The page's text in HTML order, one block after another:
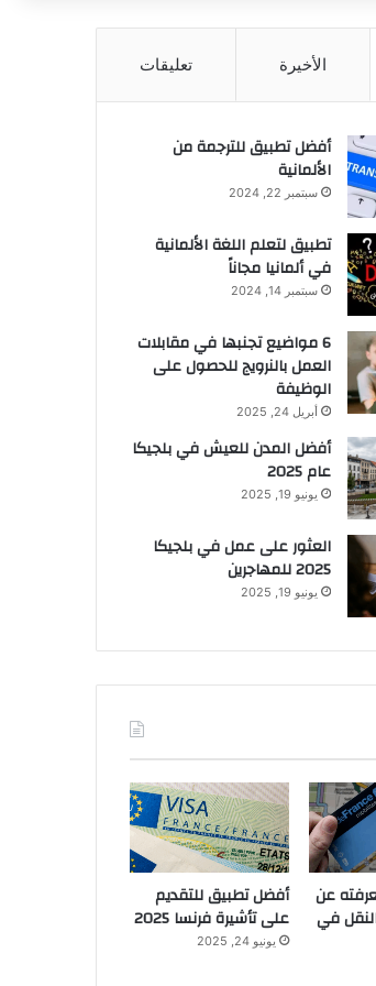
الأخيرة تعليقات
أفضل تطبيق للترجمة من
الألمانية
سبتمبر 22, 2024
تطبيق لتعلم اللغة الألمانية
في ألمانيا مجاناً
سبتمبر 14, 2024
6 مواضيع تجنبها في مقابلات
العمل بالنرويج للحصول على
الوظيفة
أبريل 24, 2025
أفضل المدن للعيش في بلجيكا
عام 2025
يونيو 19, 2025
العثور على عمل في بلجيكا
2025 للمهاجرين
يونيو 19, 2025
عن
في
أفضل تطبيق للتقديم
على تأشيرة فرنسا 2025
يونيو 24, 2025